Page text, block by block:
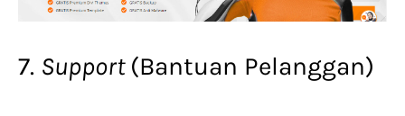
7. Support (Bantuan Pelanggan)